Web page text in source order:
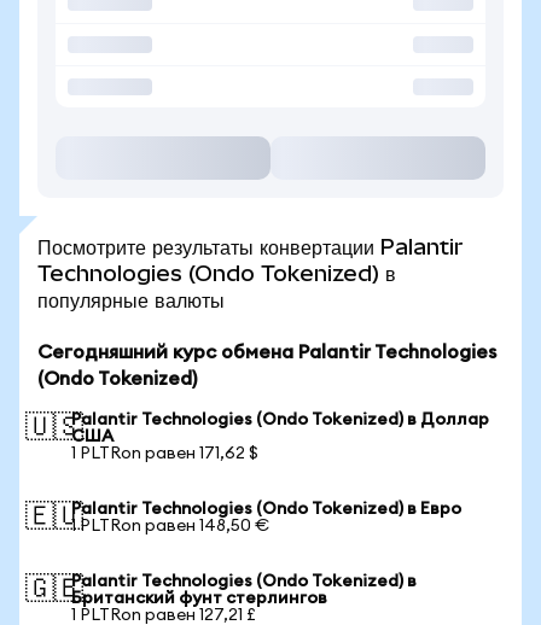
Посмотрите результаты конвертации Palantir
Technologies (Ondo Tokenized) в
популярные валюты
Сегодняшний курс обмена Palantir Technologies
(Ondo Tokenized)
🇺🇸Palantir Technologies (Ondo Tokenized) в Доллар
США
1 PLTRon равен 171,62 $
🇪🇺Palantir Technologies (Ondo Tokenized) в Евро
1 PLTRon равен 148,50 €
🇬🇧Palantir Technologies (Ondo Tokenized) в
Британский фунт стерлингов
1 PLTRon равен 127,21 £